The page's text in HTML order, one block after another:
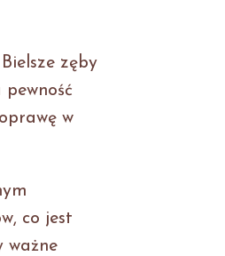
zęby
w
co jest
ważne